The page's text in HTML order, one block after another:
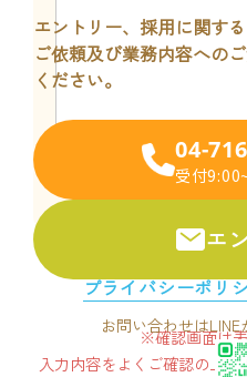
プライバシーポリ
※確認画面は
入力内容をよくご確認の上
エントリー、採用に関す
ご依頼及び業務内容への
ください。
04-
受付
エ
お問い合わせはLINE